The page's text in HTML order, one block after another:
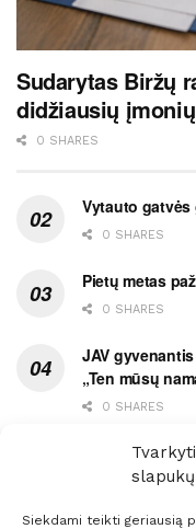
slapukų
Siekdami teikti geriausią
Sudarytas Biržų
didžiausių
0 SHARES
Vytauto gatvės
0 SHARES
Pietų metas
0 SHARES
JAV
„Ten mūsų
0 SHARES
Ypatingas
0 SHARES